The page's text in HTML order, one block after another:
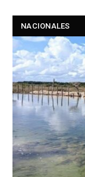
NACIONALES